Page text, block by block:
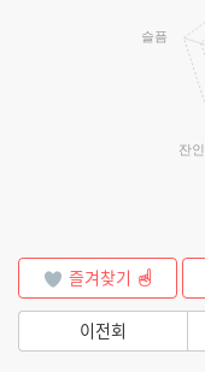
잔인
슬픔
즐겨찾기
이전회